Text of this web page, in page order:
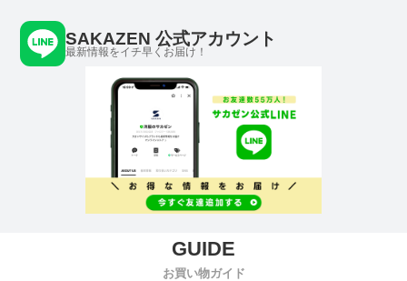
SAKAZEN 公式アカウント
最新情報をイチ早くお届け！
お買い物ガイド